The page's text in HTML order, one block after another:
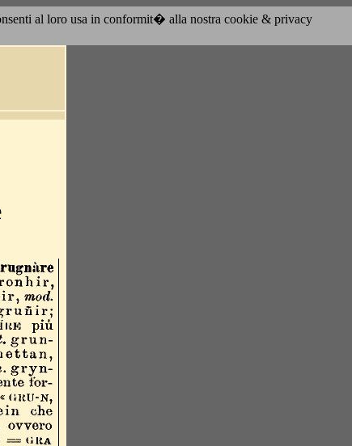
al loro usa in conformit� alla nostra cookie & privacy